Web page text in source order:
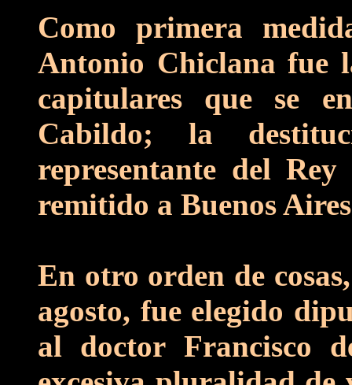
Como primera
Antonio Chiclana fue
capitulares que se
Cabildo; la
representante del
remitido a Buenos
En otro orden de
agosto, fue elegido
al doctor Francisco